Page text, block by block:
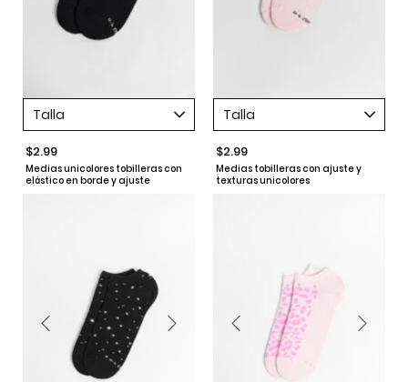
Talla
$2.99
Medias unicolores tobilleras con
elástico en borde y ajuste
Talla
$2.99
Medias tobilleras con ajuste y
texturas unicolores